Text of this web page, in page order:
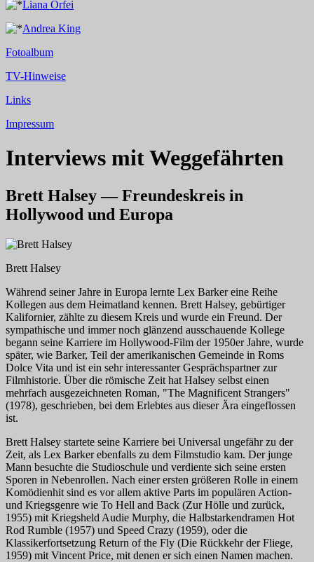
Liana Orfei
Andrea King
Fotoalbum
TV-Hinweise
Links
Impressum
Interviews mit Weggefährten
Brett Halsey — Freundeskreis in
Hollywood und Europa
Brett Halsey
Während seiner Jahre in Europa lernte Lex Barker eine Reihe
Kollegen aus dem Heimatland kennen. Brett Halsey, gebürtiger
Kalifornier, zählte zu diesem Kreis und wurde ein Freund. Der
sympathische und immer noch glänzend ausschauende Kollege
begann seine Karriere im Hollywood-Film der 1950er Jahre, wurde
später, wie Barker, Teil der amerikanischen Gemeinde in Roms
Dolce Vita und ist ein sehr interessanter Gesprächspartner zur
Filmhistorie. Über die römische Zeit hat Halsey selbst einen
mehrfach ausgezeichneten Roman, "The Magnificent Strangers"
(1978), geschrieben, bei dem Erlebtes aus dieser Ära eingeflossen
ist.
Brett Halsey startete seine Karriere bei Universal ungefähr zu der
Zeit, als Lex Barker ebenfalls zu dem Filmstudio kam. Der junge
Mann besuchte die Studioschule und verdiente sich seine ersten
Sporen in Nebenrollen. Nach einer ersten größeren Rolle in einem
Komödienhit sind es vor allem aktive Parts im populären Action-
und Kriegsgenre wie To Hell and Back (Zur Hölle und zurück,
1955) mit Kriegsheld Audie Murphy, die Halbstarkendramen Hot
Rod Rumble (1957) und Speed Crazy (1959), oder die
Klassikerfortsetzung Return of the Fly (Die Rückkehr der Fliege,
1959) mit Vincent Price, mit denen er sich einen Namen machen.